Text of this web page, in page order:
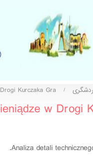
/
Kurczaka Gra
w Drogi